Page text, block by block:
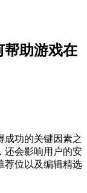
帮助游戏在
成功的关键因素之
还会影响用户的安
荐位以及编辑精选